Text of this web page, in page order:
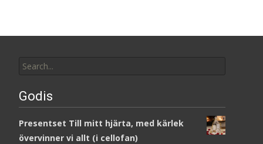
for:
Godis
Presentset Till mitt hjärta, med kärlek
övervinner vi allt (i cellofan)